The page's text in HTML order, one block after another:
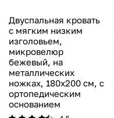
Двуспальная кровать
с мягким низким
изголовьем,
микровелюр
бежевый, на
металлических
ножках, 180х200 см, с
ортопедическим
основанием